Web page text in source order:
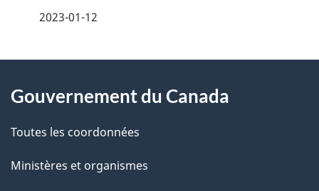
i
l
s
2023-01-12
propos
de
ce
Gouvernement du Canada
Toutes les coordonnées
Ministères et organismes